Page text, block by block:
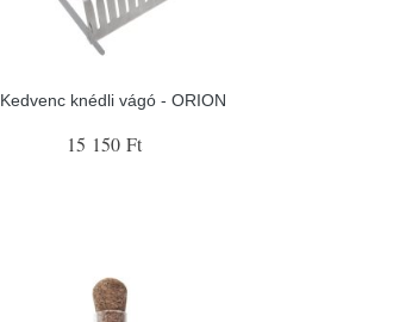
Kedvenc knédli vágó - ORION
15 150 Ft